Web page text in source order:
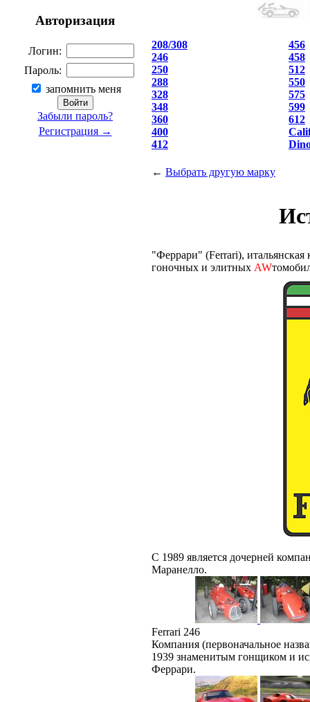
Авторизация
Логин:
Пароль:
запомнить меня
Забыли пароль?
Регистрация →
208/308
246
250
288
328
348
360
400
412
456
458
512
550
575
599
612
← Выбрать другую марку
"Феррари" (Ferrari),
гоночных и элитных AW
С 1989 является дочерней
Маранелло.
Ferrari 246
Компания (первоначальное
1939 знаменитым гонщиком и
Феррари.